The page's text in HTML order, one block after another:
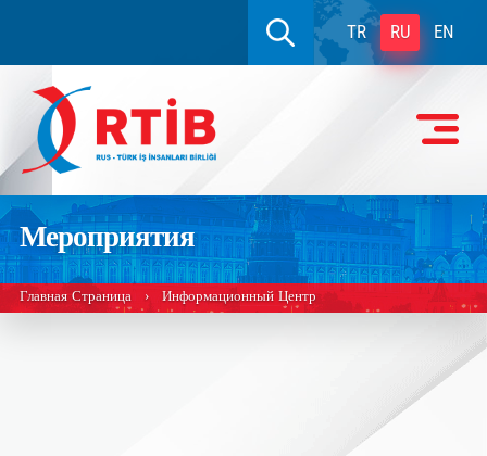
TR RU EN
Мероприятия
Главная Страница › Информационный Центр